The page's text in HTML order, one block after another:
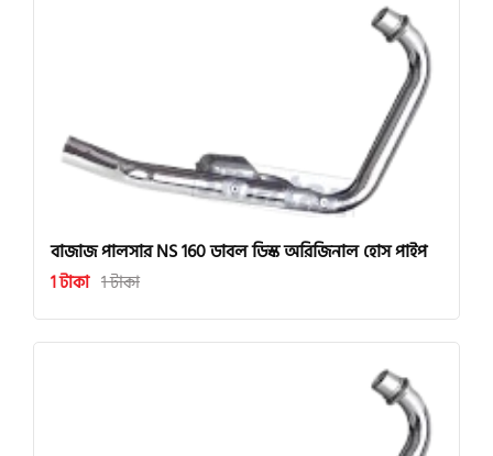
বাজাজ পালসার NS 160 ডাবল ডিস্ক অরিজিনাল হোস পাইপ
1 টাকা 1 টাকা